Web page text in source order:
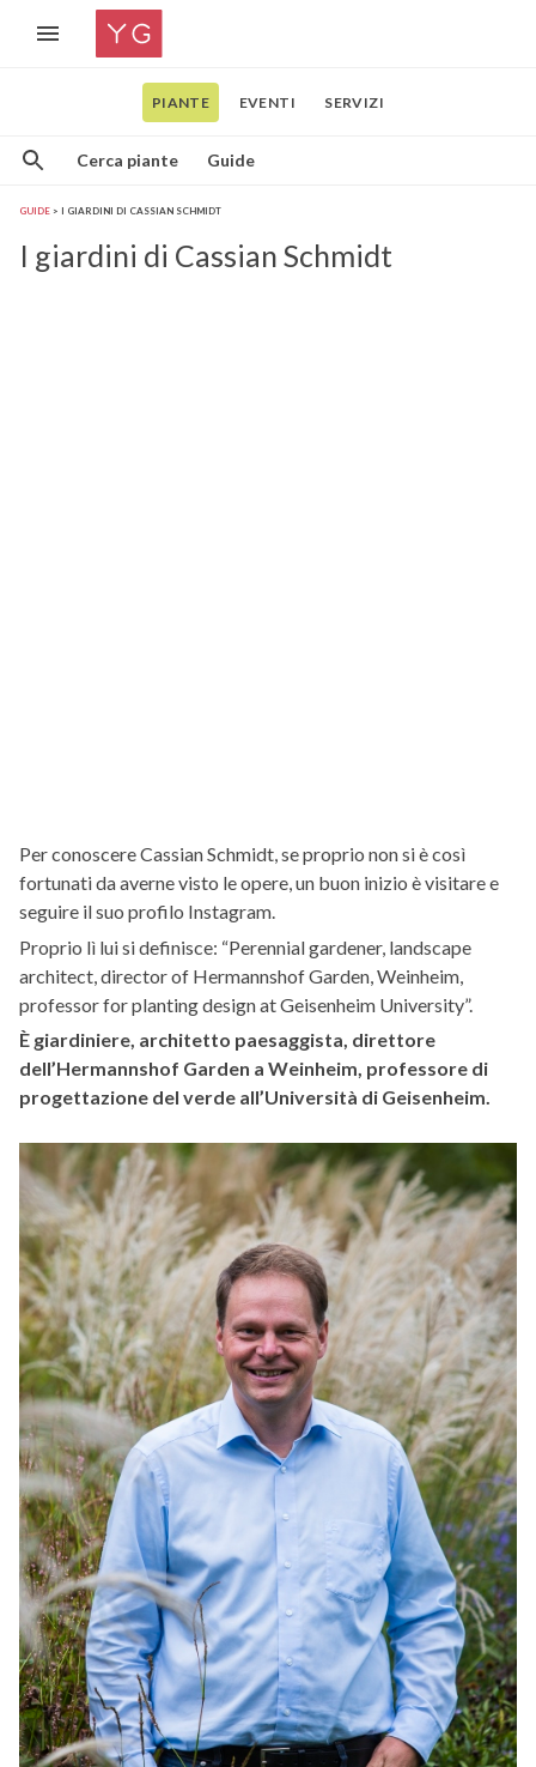
PIANTE EVENTI SERVIZI
Cerca piante Guide
GUIDE I GIARDINI DI CASSIAN SCHMIDT
I giardini di Cassian Schmidt
Per conoscere Cassian Schmidt, se proprio non si è così
fortunati da averne visto le opere, un buon inizio è visitare e
seguire il suo profilo Instagram.
Proprio lì lui si definisce: “Perennial gardener, landscape
architect, director of Hermannshof Garden, Weinheim,
professor for planting design at Geisenheim University”.
È giardiniere, architetto paesaggista, direttore
dell’Hermannshof Garden a Weinheim, professore di
progettazione del verde all’Università di Geisenheim.